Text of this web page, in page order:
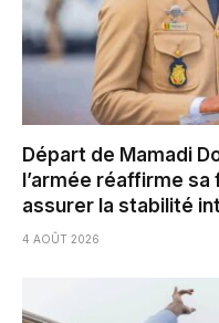
Départ de Mamadi
l’armée réaffirme sa
assurer la stabilité
4 AOÛT 2026